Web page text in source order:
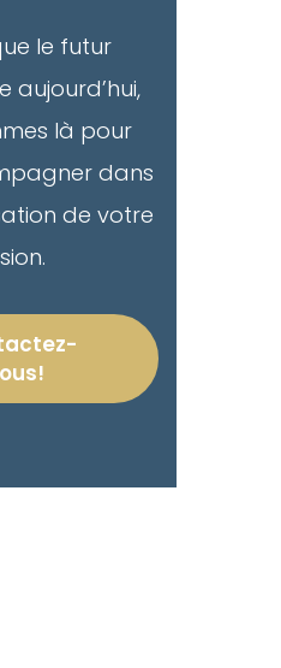
le futur
aujourd’hui,
là pour
dans
de votre